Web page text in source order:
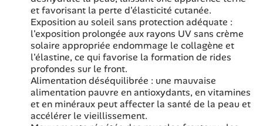
et favorisant la perte d'élasticité cutanée.
Exposition au soleil sans protection adéquate :
l'exposition prolongée aux rayons UV sans crème
solaire appropriée endommage le collagène et
l'élastine, ce qui favorise la formation de rides
profondes sur le front.
Alimentation déséquilibrée : une mauvaise
alimentation pauvre en antioxydants, en vitamines
et en minéraux peut affecter la santé de la peau et
accélérer le vieillissement.